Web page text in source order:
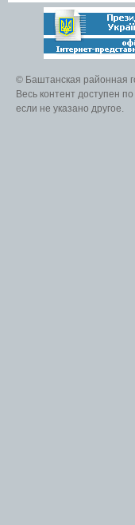
© Баштанская районная
Весь контент доступен
если не указано другое.